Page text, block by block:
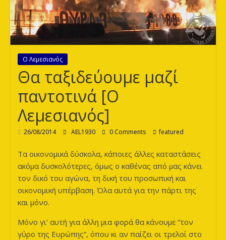
των
Λεόντων
Ο Λεμεσιανός
Θα ταξιδεύουμε μαζί
παντοτινά [Ο
Λεμεσιανός]
26/08/2014 AEL1930 0 Comments featured
Τα οικονομικά δύσκολα, κάποιες άλλες καταστάσεις
ακόμα δυσκολότερες, όμως ο καθένας από μας κάνει
τον δικό του αγώνα, τη δική του προσωπική και
οικονομική υπέρβαση. Όλα αυτά για την πάρτι της
και μόνο.
Μόνο γι’ αυτή για άλλη μια φορά θα κάνουμε “τον
γύρο της Ευρώπης”, όπου κι αν παίζει οι τρελοί στο